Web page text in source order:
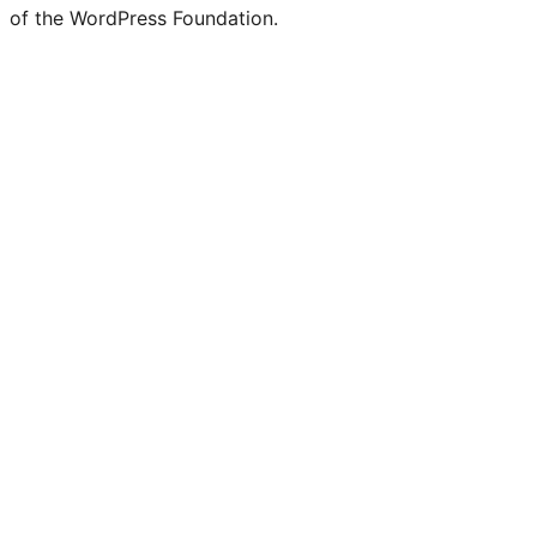
of the WordPress Foundation.